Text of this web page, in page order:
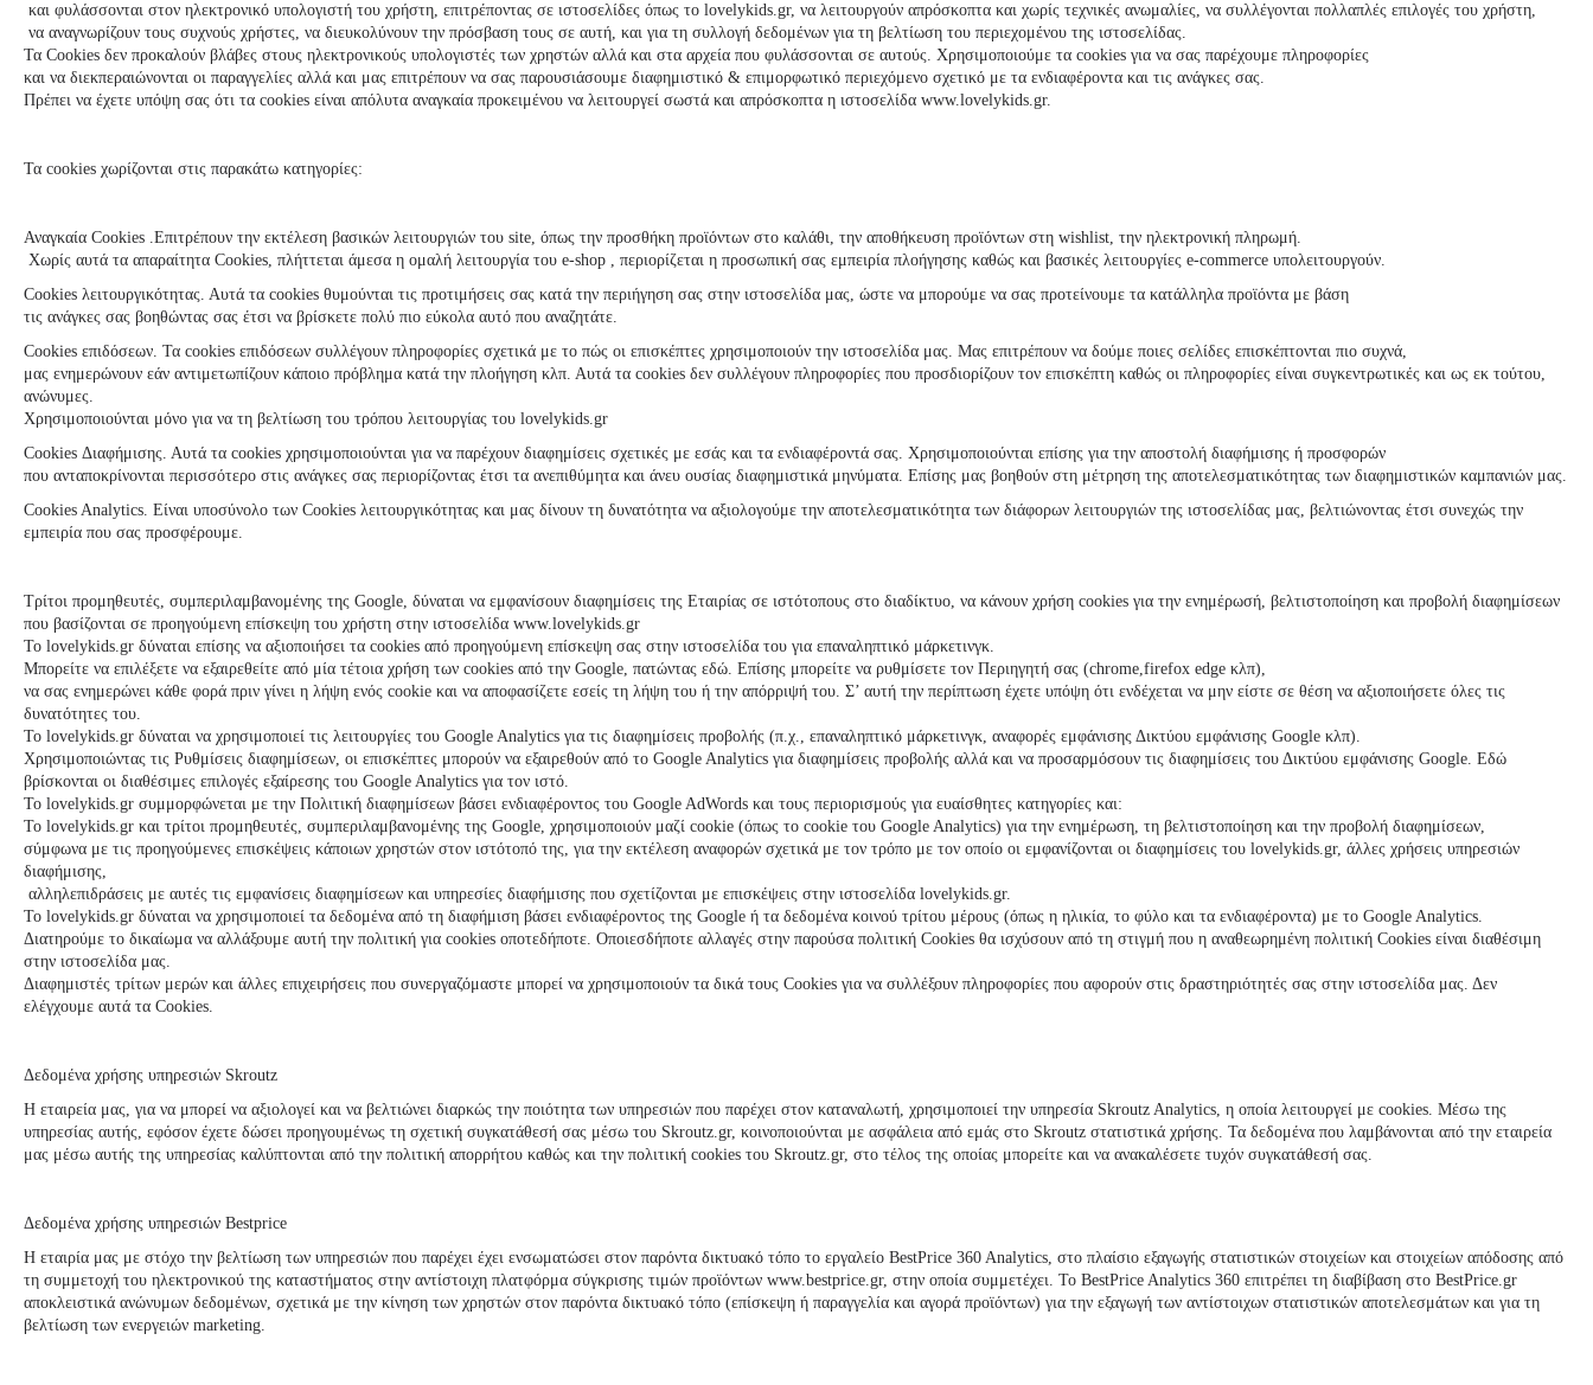
και φυλάσσονται στον ηλεκτρονικό υπολογιστή του χρήστη, επιτρέποντας σε ιστοσελίδες όπως το lovelykids.gr, να λειτουργούν απρόσκοπτα και χωρίς τεχνικές ανωμαλίες, να συλλέγονται πολλαπλές επιλογές του χρήστη,
να αναγνωρίζουν τους συχνούς χρήστες, να διευκολύνουν την πρόσβαση τους σε αυτή, και για τη συλλογή δεδομένων για τη βελτίωση του περιεχομένου της ιστοσελίδας.
Τα Cookies δεν προκαλούν βλάβες στους ηλεκτρονικούς υπολογιστές των χρηστών αλλά και στα αρχεία που φυλάσσονται σε αυτούς. Χρησιμοποιούμε τα cookies για να σας παρέχουμε πληροφορίες
και να διεκπεραιώνονται οι παραγγελίες αλλά και μας επιτρέπουν να σας παρουσιάσουμε διαφημιστικό & επιμορφωτικό περιεχόμενο σχετικό με τα ενδιαφέροντα και τις ανάγκες σας.
Πρέπει να έχετε υπόψη σας ότι τα cookies είναι απόλυτα αναγκαία προκειμένου να λειτουργεί σωστά και απρόσκοπτα η ιστοσελίδα www.lovelykids.gr.
Τα cookies χωρίζονται στις παρακάτω κατηγορίες:
Αναγκαία Cookies .Επιτρέπουν την εκτέλεση βασικών λειτουργιών του site, όπως την προσθήκη προϊόντων στο καλάθι, την αποθήκευση προϊόντων στη wishlist, την ηλεκτρονική πληρωμή.
Χωρίς αυτά τα απαραίτητα Cookies, πλήττεται άμεσα η ομαλή λειτουργία του e-shop , περιορίζεται η προσωπική σας εμπειρία πλοήγησης καθώς και βασικές λειτουργίες e-commerce υπολειτουργούν.
Cookies λειτουργικότητας. Αυτά τα cookies θυμούνται τις προτιμήσεις σας κατά την περιήγηση σας στην ιστοσελίδα μας, ώστε να μπορούμε να σας προτείνουμε τα κατάλληλα προϊόντα με βάση
τις ανάγκες σας βοηθώντας σας έτσι να βρίσκετε πολύ πιο εύκολα αυτό που αναζητάτε.
Cookies επιδόσεων. Τα cookies επιδόσεων συλλέγουν πληροφορίες σχετικά με το πώς οι επισκέπτες χρησιμοποιούν την ιστοσελίδα μας. Μας επιτρέπουν να δούμε ποιες σελίδες επισκέπτονται πιο συχνά,
μας ενημερώνουν εάν αντιμετωπίζουν κάποιο πρόβλημα κατά την πλοήγηση κλπ. Αυτά τα cookies δεν συλλέγουν πληροφορίες που προσδιορίζουν τον επισκέπτη καθώς οι πληροφορίες είναι συγκεντρωτικές και ως εκ τούτου,
ανώνυμες.
Χρησιμοποιούνται μόνο για να τη βελτίωση του τρόπου λειτουργίας του lovelykids.gr
Cookies Διαφήμισης. Αυτά τα cookies χρησιμοποιούνται για να παρέχουν διαφημίσεις σχετικές με εσάς και τα ενδιαφέροντά σας. Χρησιμοποιούνται επίσης για την αποστολή διαφήμισης ή προσφορών
που ανταποκρίνονται περισσότερο στις ανάγκες σας περιορίζοντας έτσι τα ανεπιθύμητα και άνευ ουσίας διαφημιστικά μηνύματα. Επίσης μας βοηθούν στη μέτρηση της αποτελεσματικότητας των διαφημιστικών καμπανιών μας.
Cookies Analytics. Είναι υποσύνολο των Cookies λειτουργικότητας και μας δίνουν τη δυνατότητα να αξιολογούμε την αποτελεσματικότητα των διάφορων λειτουργιών της ιστοσελίδας μας, βελτιώνοντας έτσι συνεχώς την
εμπειρία που σας προσφέρουμε.
Τρίτοι προμηθευτές, συμπεριλαμβανομένης της Google, δύναται να εμφανίσουν διαφημίσεις της Εταιρίας σε ιστότοπους στο διαδίκτυο, να κάνουν χρήση cookies για την ενημέρωσή, βελτιστοποίηση και προβολή διαφημίσεων
που βασίζονται σε προηγούμενη επίσκεψη του χρήστη στην ιστοσελίδα www.lovelykids.gr
To lovelykids.gr δύναται επίσης να αξιοποιήσει τα cookies από προηγούμενη επίσκεψη σας στην ιστοσελίδα του για επαναληπτικό μάρκετινγκ.
Μπορείτε να επιλέξετε να εξαιρεθείτε από μία τέτοια χρήση των cookies από την Google, πατώντας εδώ. Επίσης μπορείτε να ρυθμίσετε τον Περιηγητή σας (chrome,firefox edge κλπ),
να σας ενημερώνει κάθε φορά πριν γίνει η λήψη ενός cookie και να αποφασίζετε εσείς τη λήψη του ή την απόρριψή του. Σ’ αυτή την περίπτωση έχετε υπόψη ότι ενδέχεται να μην είστε σε θέση να αξιοποιήσετε όλες τις
δυνατότητες του.
To lovelykids.gr δύναται να χρησιμοποιεί τις λειτουργίες του Google Analytics για τις διαφημίσεις προβολής (π.χ., επαναληπτικό μάρκετινγκ, αναφορές εμφάνισης Δικτύου εμφάνισης Google κλπ).
Χρησιμοποιώντας τις Ρυθμίσεις διαφημίσεων, οι επισκέπτες μπορούν να εξαιρεθούν από το Google Analytics για διαφημίσεις προβολής αλλά και να προσαρμόσουν τις διαφημίσεις του Δικτύου εμφάνισης Google. Εδώ
βρίσκονται οι διαθέσιμες επιλογές εξαίρεσης του Google Analytics για τον ιστό.
To lovelykids.gr συμμορφώνεται με την Πολιτική διαφημίσεων βάσει ενδιαφέροντος του Google AdWords και τους περιορισμούς για ευαίσθητες κατηγορίες και:
To lovelykids.gr και τρίτοι προμηθευτές, συμπεριλαμβανομένης της Google, χρησιμοποιούν μαζί cookie (όπως το cookie του Google Analytics) για την ενημέρωση, τη βελτιστοποίηση και την προβολή διαφημίσεων,
σύμφωνα με τις προηγούμενες επισκέψεις κάποιων χρηστών στον ιστότοπό της, για την εκτέλεση αναφορών σχετικά με τον τρόπο με τον οποίο οι εμφανίζονται οι διαφημίσεις του lovelykids.gr, άλλες χρήσεις υπηρεσιών
διαφήμισης,
αλληλεπιδράσεις με αυτές τις εμφανίσεις διαφημίσεων και υπηρεσίες διαφήμισης που σχετίζονται με επισκέψεις στην ιστοσελίδα lovelykids.gr.
To lovelykids.gr δύναται να χρησιμοποιεί τα δεδομένα από τη διαφήμιση βάσει ενδιαφέροντος της Google ή τα δεδομένα κοινού τρίτου μέρους (όπως η ηλικία, το φύλο και τα ενδιαφέροντα) με το Google Analytics.
Διατηρούμε το δικαίωμα να αλλάξουμε αυτή την πολιτική για cookies οποτεδήποτε. Οποιεσδήποτε αλλαγές στην παρούσα πολιτική Cookies θα ισχύσουν από τη στιγμή που η αναθεωρημένη πολιτική Cookies είναι διαθέσιμη
στην ιστοσελίδα μας.
Διαφημιστές τρίτων μερών και άλλες επιχειρήσεις που συνεργαζόμαστε μπορεί να χρησιμοποιούν τα δικά τους Cookies για να συλλέξουν πληροφορίες που αφορούν στις δραστηριότητές σας στην ιστοσελίδα μας. Δεν
ελέγχουμε αυτά τα Cookies.
Δεδομένα χρήσης υπηρεσιών Skroutz
Η εταιρεία μας, για να μπορεί να αξιολογεί και να βελτιώνει διαρκώς την ποιότητα των υπηρεσιών που παρέχει στον καταναλωτή, χρησιμοποιεί την υπηρεσία Skroutz Analytics, η οποία λειτουργεί με cookies. Μέσω της
υπηρεσίας αυτής, εφόσον έχετε δώσει προηγουμένως τη σχετική συγκατάθεσή σας μέσω του Skroutz.gr, κοινοποιούνται με ασφάλεια από εμάς στο Skroutz στατιστικά χρήσης. Τα δεδομένα που λαμβάνονται από την εταιρεία
μας μέσω αυτής της υπηρεσίας καλύπτονται από την πολιτική απορρήτου καθώς και την πολιτική cookies του Skroutz.gr, στο τέλος της οποίας μπορείτε και να ανακαλέσετε τυχόν συγκατάθεσή σας.
Δεδομένα χρήσης υπηρεσιών Bestprice
Η εταιρία μας με στόχο την βελτίωση των υπηρεσιών που παρέχει έχει ενσωματώσει στον παρόντα δικτυακό τόπο το εργαλείο BestPrice 360 Analytics, στο πλαίσιο εξαγωγής στατιστικών στοιχείων και στοιχείων απόδοσης από
τη συμμετοχή του ηλεκτρονικού της καταστήματος στην αντίστοιχη πλατφόρμα σύγκρισης τιμών προϊόντων www.bestprice.gr, στην οποία συμμετέχει. Το BestPrice Analytics 360 επιτρέπει τη διαβίβαση στο BestPrice.gr
αποκλειστικά ανώνυμων δεδομένων, σχετικά με την κίνηση των χρηστών στον παρόντα δικτυακό τόπο (επίσκεψη ή παραγγελία και αγορά προϊόντων) για την εξαγωγή των αντίστοιχων στατιστικών αποτελεσμάτων και για τη
βελτίωση των ενεργειών marketing.